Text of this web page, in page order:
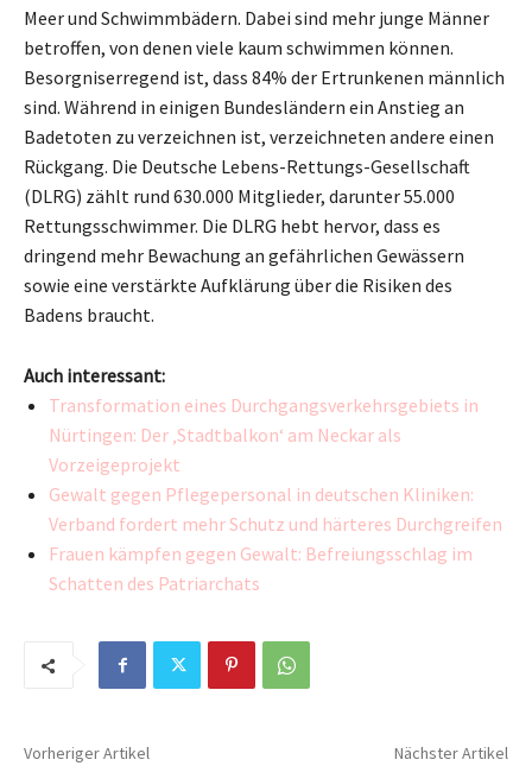
Meer und Schwimmbädern. Dabei sind mehr junge Männer
betroffen, von denen viele kaum schwimmen können.
Besorgniserregend ist, dass 84% der Ertrunkenen männlich
sind. Während in einigen Bundesländern ein Anstieg an
Badetoten zu verzeichnen ist, verzeichneten andere einen
Rückgang. Die Deutsche Lebens-Rettungs-Gesellschaft
(DLRG) zählt rund 630.000 Mitglieder, darunter 55.000
Rettungsschwimmer. Die DLRG hebt hervor, dass es
dringend mehr Bewachung an gefährlichen Gewässern
sowie eine verstärkte Aufklärung über die Risiken des
Badens braucht.
Auch interessant:
Transformation eines Durchgangsverkehrsgebiets in
Nürtingen: Der ‚Stadtbalkon‘ am Neckar als
Vorzeigeprojekt
Gewalt gegen Pflegepersonal in deutschen Kliniken:
Verband fordert mehr Schutz und härteres Durchgreifen
Frauen kämpfen gegen Gewalt: Befreiungsschlag im
Schatten des Patriarchats
Vorheriger Artikel Nächster Artikel